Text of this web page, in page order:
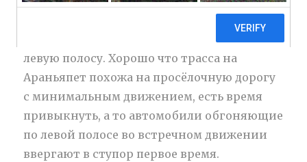
В Таиланде левостороннее движение, сразу
после границы нужно перестраиваться в
левую полосу. Хорошо что трасса на
Араньяпет похожа на просёлочную дорогу
с минимальным движением, есть время
привыкнуть, а то автомобили обгоняющие
по левой полосе во встречном движении
ввергают в ступор первое время.